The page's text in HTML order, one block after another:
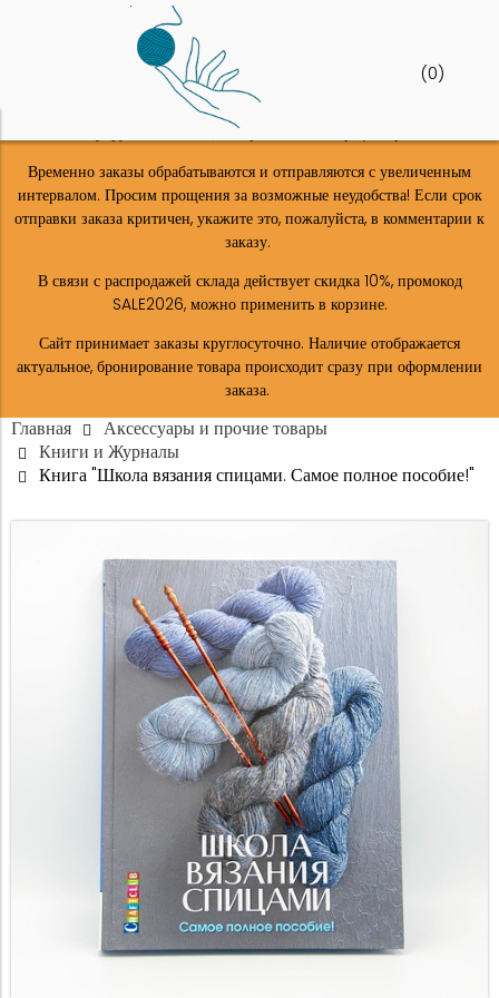
(0)
Шоу-рум в Москве (м. Верхние-лихоборы) закрыт!
Временно заказы обрабатываются и отправляются с увеличенным
интервалом. Просим прощения за возможные неудобства! Если срок
отправки заказа критичен, укажите это, пожалуйста, в комментарии к
заказу.
В связи с распродажей склада действует скидка 10%, промокод
SALE2026, можно применить в корзине.
Сайт принимает заказы круглосуточно. Наличие отображается
актуальное, бронирование товара происходит сразу при оформлении
заказа.
Главная
Аксессуары и прочие товары
Книги и Журналы
Книга "Школа вязания спицами. Самое полное пособие!"